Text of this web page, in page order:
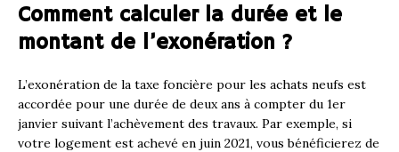
Comment calculer la durée et le
montant de l’exonération ?
L’exonération de la taxe foncière pour les achats neufs est
accordée pour une durée de deux ans à compter du 1er
janvier suivant l’achèvement des travaux. Par exemple, si
votre logement est achevé en juin 2021, vous bénéficierez de